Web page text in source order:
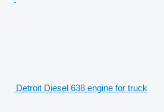
Detroit Diesel 638 engine for truck